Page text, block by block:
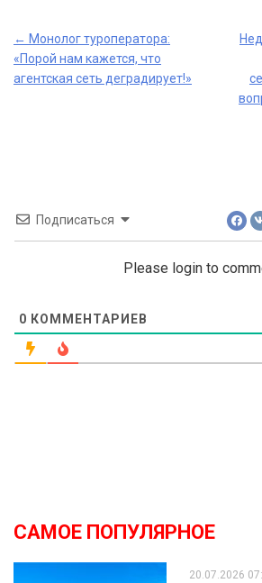
Post
navigation
← Монолог туроператора:
«Порой нам кажется, что
агентская сеть деградирует!»
Подписаться
Please login to
0 КОММЕНТАРИЕВ
САМОЕ ПОПУЛЯРНОЕ
20.07.2026